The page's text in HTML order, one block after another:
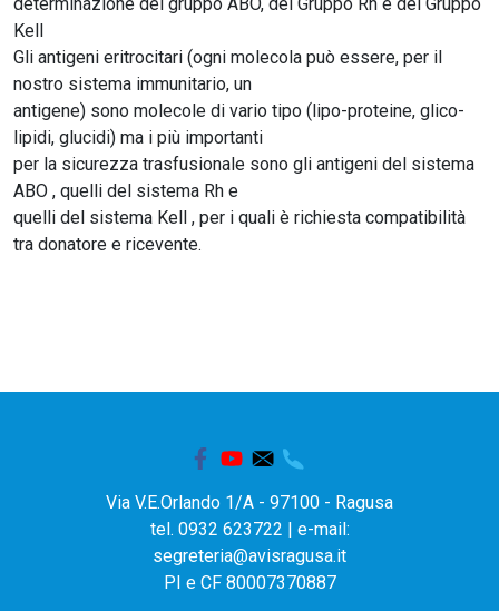
Kell
Gli antigeni eritrocitari (ogni molecola può essere, per il
nostro sistema immunitario, un
antigene) sono molecole di vario tipo (lipo-proteine, glico-
lipidi, glucidi) ma i più importanti
per la sicurezza trasfusionale sono gli antigeni del sistema
ABO , quelli del sistema Rh e
quelli del sistema Kell , per i quali è richiesta compatibilità
tra donatore e ricevente.
Via V.E.Orlando 1/A - 97100 - Ragusa
tel. 0932 623722 | e-mail:
segreteria@avisragusa.it
PI e CF 80007370887